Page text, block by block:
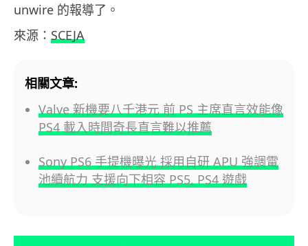
unwire 的報導了。
來源： SCEJA
相關文章:
Valve 新機要八千港元 前 PS 主席直言效能像
PS4 載入時間奇長直言難以推薦
Sony PS6 手提機曝光 採用自研 APU 強調電
池續航力 支援向下相容 PS5, PS4 遊戲